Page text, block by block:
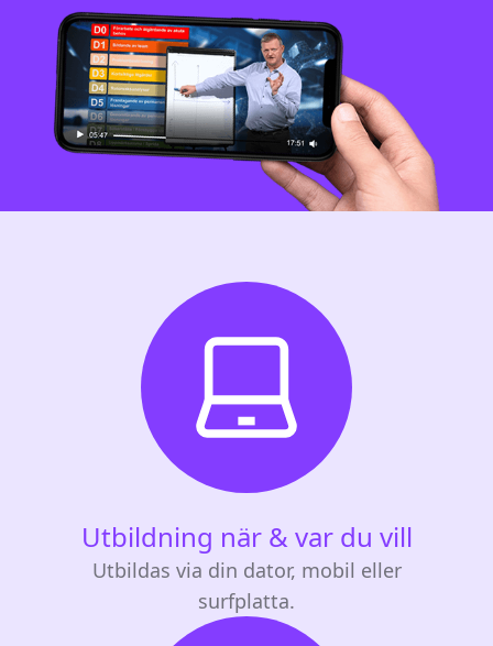
Utbildning när & var du vill
Utbildas via din dator, mobil eller
surfplatta.